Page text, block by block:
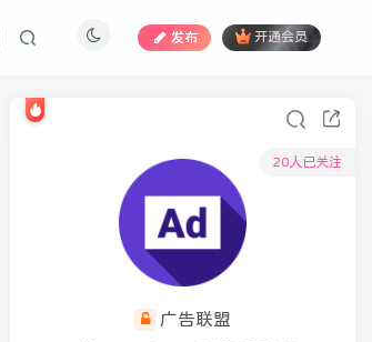
发布 开通会员
20人已关注
广告联盟